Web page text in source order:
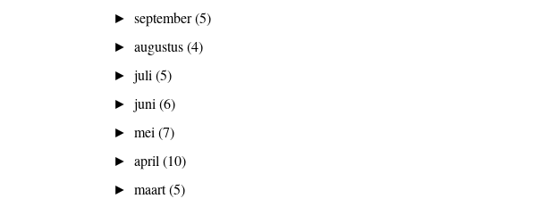
►september(5)
►augustus(4)
►juli(5)
►juni(6)
►mei(7)
►april(10)
►maart(5)